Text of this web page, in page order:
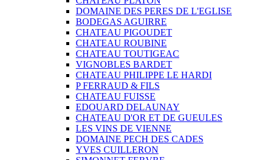
DOMAINE DES PERES DE L'EGLISE
BODEGAS AGUIRRE
CHATEAU PIGOUDET
CHATEAU ROUBINE
CHATEAU TOUTIGEAC
VIGNOBLES BARDET
CHATEAU PHILIPPE LE HARDI
P FERRAUD & FILS
CHATEAU FUISSE
EDOUARD DELAUNAY
CHATEAU D'OR ET DE GUEULES
LES VINS DE VIENNE
DOMAINE PECH DES CADES
YVES CUILLERON